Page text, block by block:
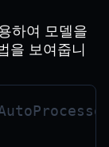
하여 모델을
을 보여줍니